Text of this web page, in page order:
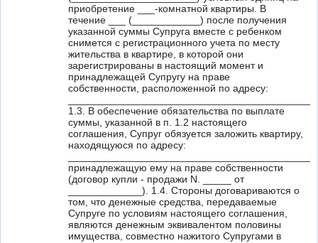
приобретение ___-комнатной квартиры. В
течение ___ (____________) после получения
указанной суммы Супруга вместе с ребенком
снимется с регистрационного учета по месту
жительства в квартире, в которой они
зарегистрированы в настоящий момент и
принадлежащей Супругу на праве
собственности, расположенной по адресу:
1.3. В обеспечение обязательства по выплате
суммы, указанной в п. 1.2 настоящего
соглашения, Супруг обязуется заложить квартиру,
находящуюся по адресу:
принадлежащую ему на праве собственности
(договор купли - продажи N. _____ от
_____________). 1.4. Стороны договариваются о
том, что денежные средства, передаваемые
Супруге по условиям настоящего соглашения,
являются денежным эквивалентом половины
имущества, совместно нажитого Супругами в